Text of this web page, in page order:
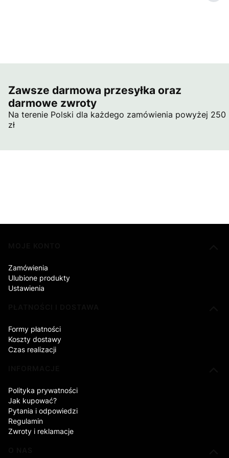
Zawsze darmowa przesyłka oraz
darmowe zwroty
Na terenie Polski dla każdego zamówienia powyżej 250
zł
Zamówienia
Ulubione produkty
Ustawienia
Formy płatności
Koszty dostawy
Czas realizacji
Polityka prywatności
Jak kupować?
Pytania i odpowiedzi
Regulamin
Zwroty i reklamacje